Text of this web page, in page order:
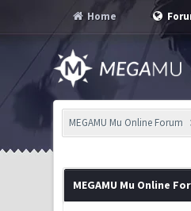
Home
MEGAMU Mu Online Forum
MEGAMU Mu Online